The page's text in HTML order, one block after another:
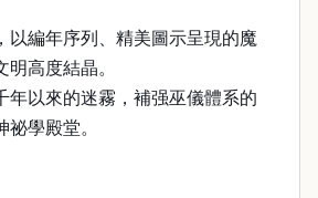
編年序列、精美圖示呈現的魔
高度結晶。
以來的迷霧，補强巫儀體系的
學殿堂。